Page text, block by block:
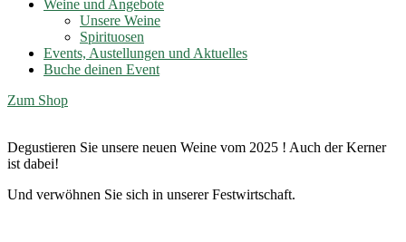
Weine und Angebote
Unsere Weine
Spirituosen
Events, Austellungen und Aktuelles
Buche deinen Event
Zum Shop
Degustieren Sie unsere neuen Weine vom 2025 ! Auch der Kerner
ist dabei!
Und verwöhnen Sie sich in unserer Festwirtschaft.